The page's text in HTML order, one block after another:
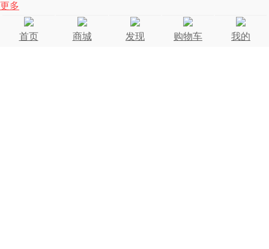
更多
首页 商城 发现 购物车 我的